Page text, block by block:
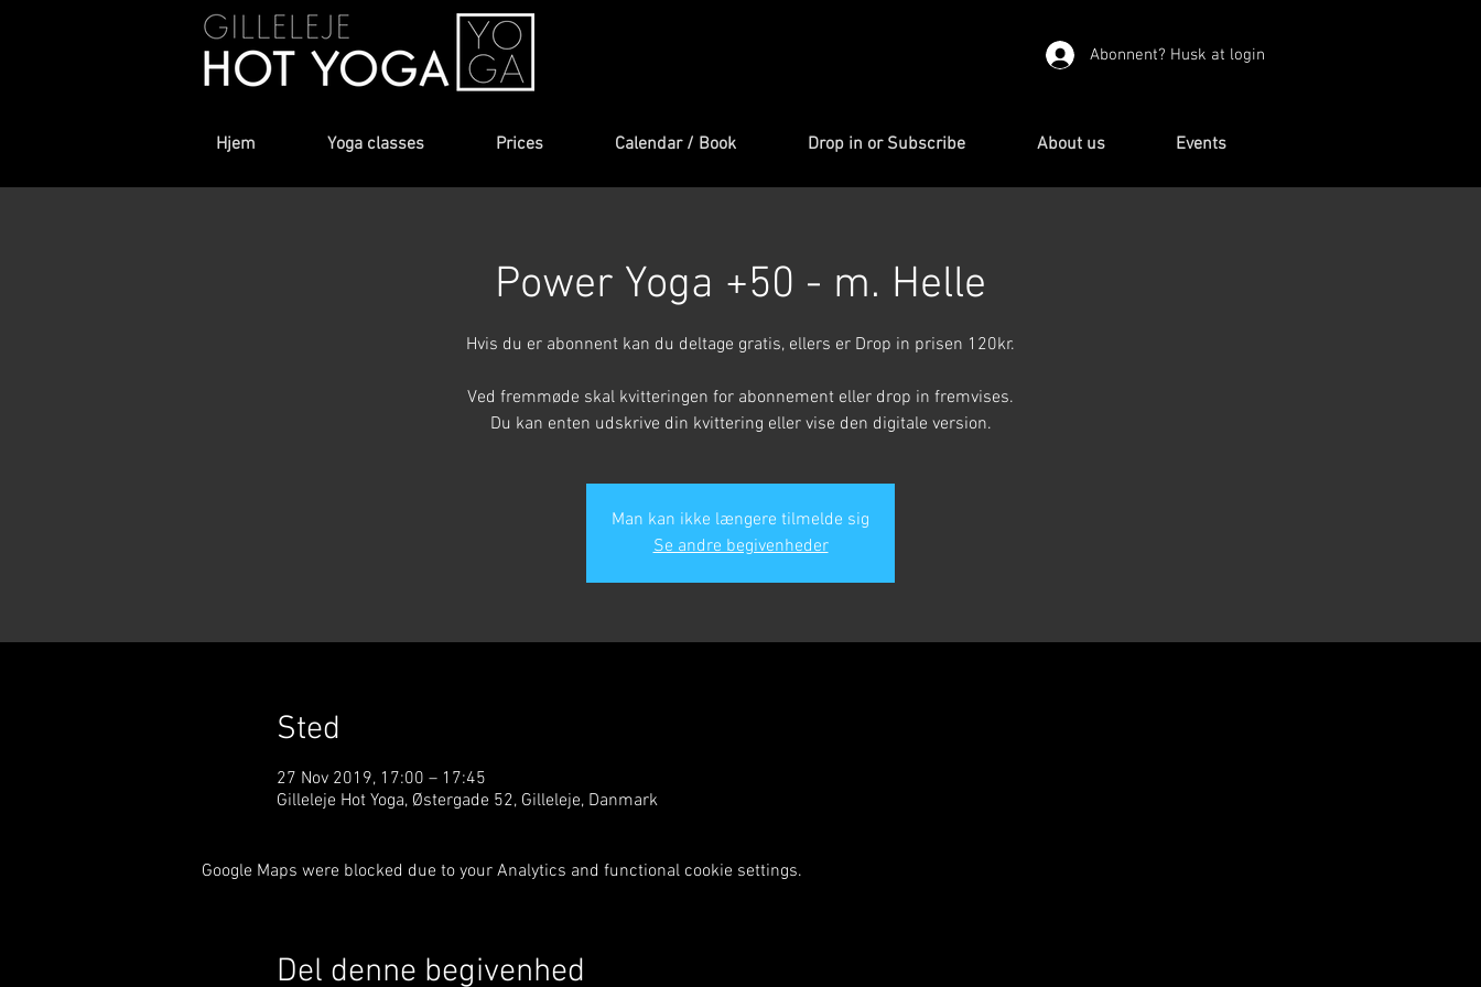
Abonnent? Husk at login
Hjem Yoga classes Prices Calendar / Book Drop in or Subscribe About us Events
Power Yoga +50 - m. Helle
Hvis du er abonnent kan du deltage gratis, ellers er Drop in prisen 120kr.
Ved fremmøde skal kvitteringen for abonnement eller drop in fremvises.
Du kan enten udskrive din kvittering eller vise den digitale version.
Man kan ikke længere tilmelde sig
Se andre begivenheder
Sted
27 Nov 2019, 17:00 – 17:45
Gilleleje Hot Yoga, Østergade 52, Gilleleje, Danmark
Google Maps were blocked due to your Analytics and functional cookie settings.
Del denne begivenhed